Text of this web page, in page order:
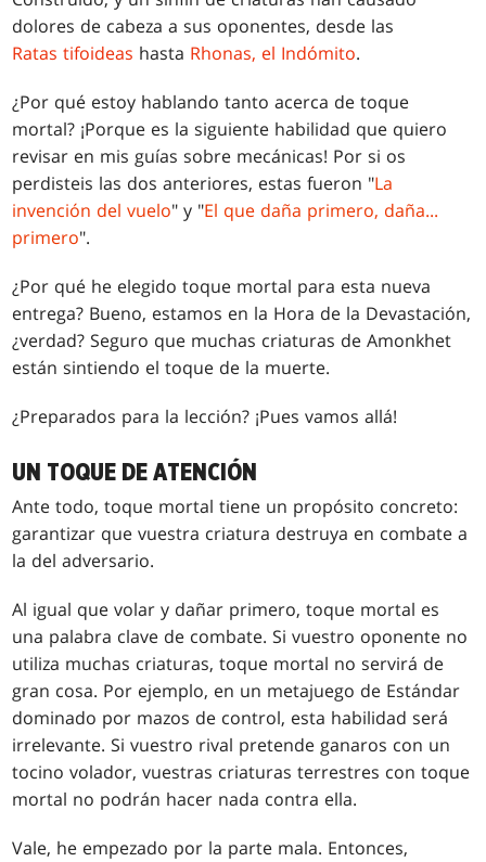
dolores de cabeza a sus oponentes, desde las
Ratas tifoideas hasta Rhonas, el Indómito.
¿Por qué estoy hablando tanto acerca de toque
mortal? ¡Porque es la siguiente habilidad que quiero
revisar en mis guías sobre mecánicas! Por si os
perdisteis las dos anteriores, estas fueron "La
invención del vuelo" y "El que daña primero, daña...
primero".
¿Por qué he elegido toque mortal para esta nueva
entrega? Bueno, estamos en la Hora de la Devastación,
¿verdad? Seguro que muchas criaturas de Amonkhet
están sintiendo el toque de la muerte.
¿Preparados para la lección? ¡Pues vamos allá!
UN TOQUE DE ATENCIÓN
Ante todo, toque mortal tiene un propósito concreto:
garantizar que vuestra criatura destruya en combate a
la del adversario.
Al igual que volar y dañar primero, toque mortal es
una palabra clave de combate. Si vuestro oponente no
utiliza muchas criaturas, toque mortal no servirá de
gran cosa. Por ejemplo, en un metajuego de Estándar
dominado por mazos de control, esta habilidad será
irrelevante. Si vuestro rival pretende ganaros con un
tocino volador, vuestras criaturas terrestres con toque
mortal no podrán hacer nada contra ella.
Vale, he empezado por la parte mala. Entonces,